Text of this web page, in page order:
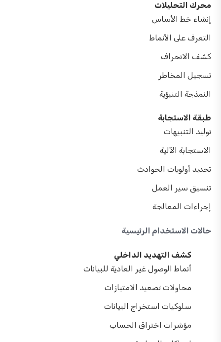
محرك التحليلات
إنشاء خط الأساس
التعرف على الأنماط
كشف الانحراف
تسجيل المخاطر
النمذجة التنبؤية
طبقة الاستجابة
توليد التنبيهات
الاستجابة الآلية
تحديد أولويات الحوادث
تنسيق سير العمل
إجراءات المعالجة
حالات الاستخدام الرئيسية
كشف التهديد الداخلي
أنماط الوصول غير العادية للبيانات
محاولات تصعيد الامتيازات
سلوكيات استخراج البيانات
مؤشرات اختراق الحساب